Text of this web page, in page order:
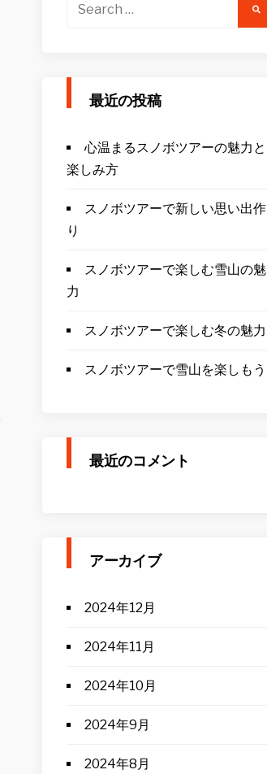
最近の投稿
心温まるスノボツアーの魅力と
楽しみ方
スノボツアーで新しい思い出作
り
スノボツアーで楽しむ雪山の魅
力
スノボツアーで楽しむ冬の魅力
スノボツアーで雪山を楽しもう
最近のコメント
アーカイブ
2024年12月
2024年11月
2024年10月
2024年9月
2024年8月